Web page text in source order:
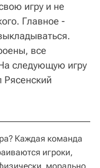
игру и не
Главное -
все
следующую игру
Каждая команда
игроки,
морально.